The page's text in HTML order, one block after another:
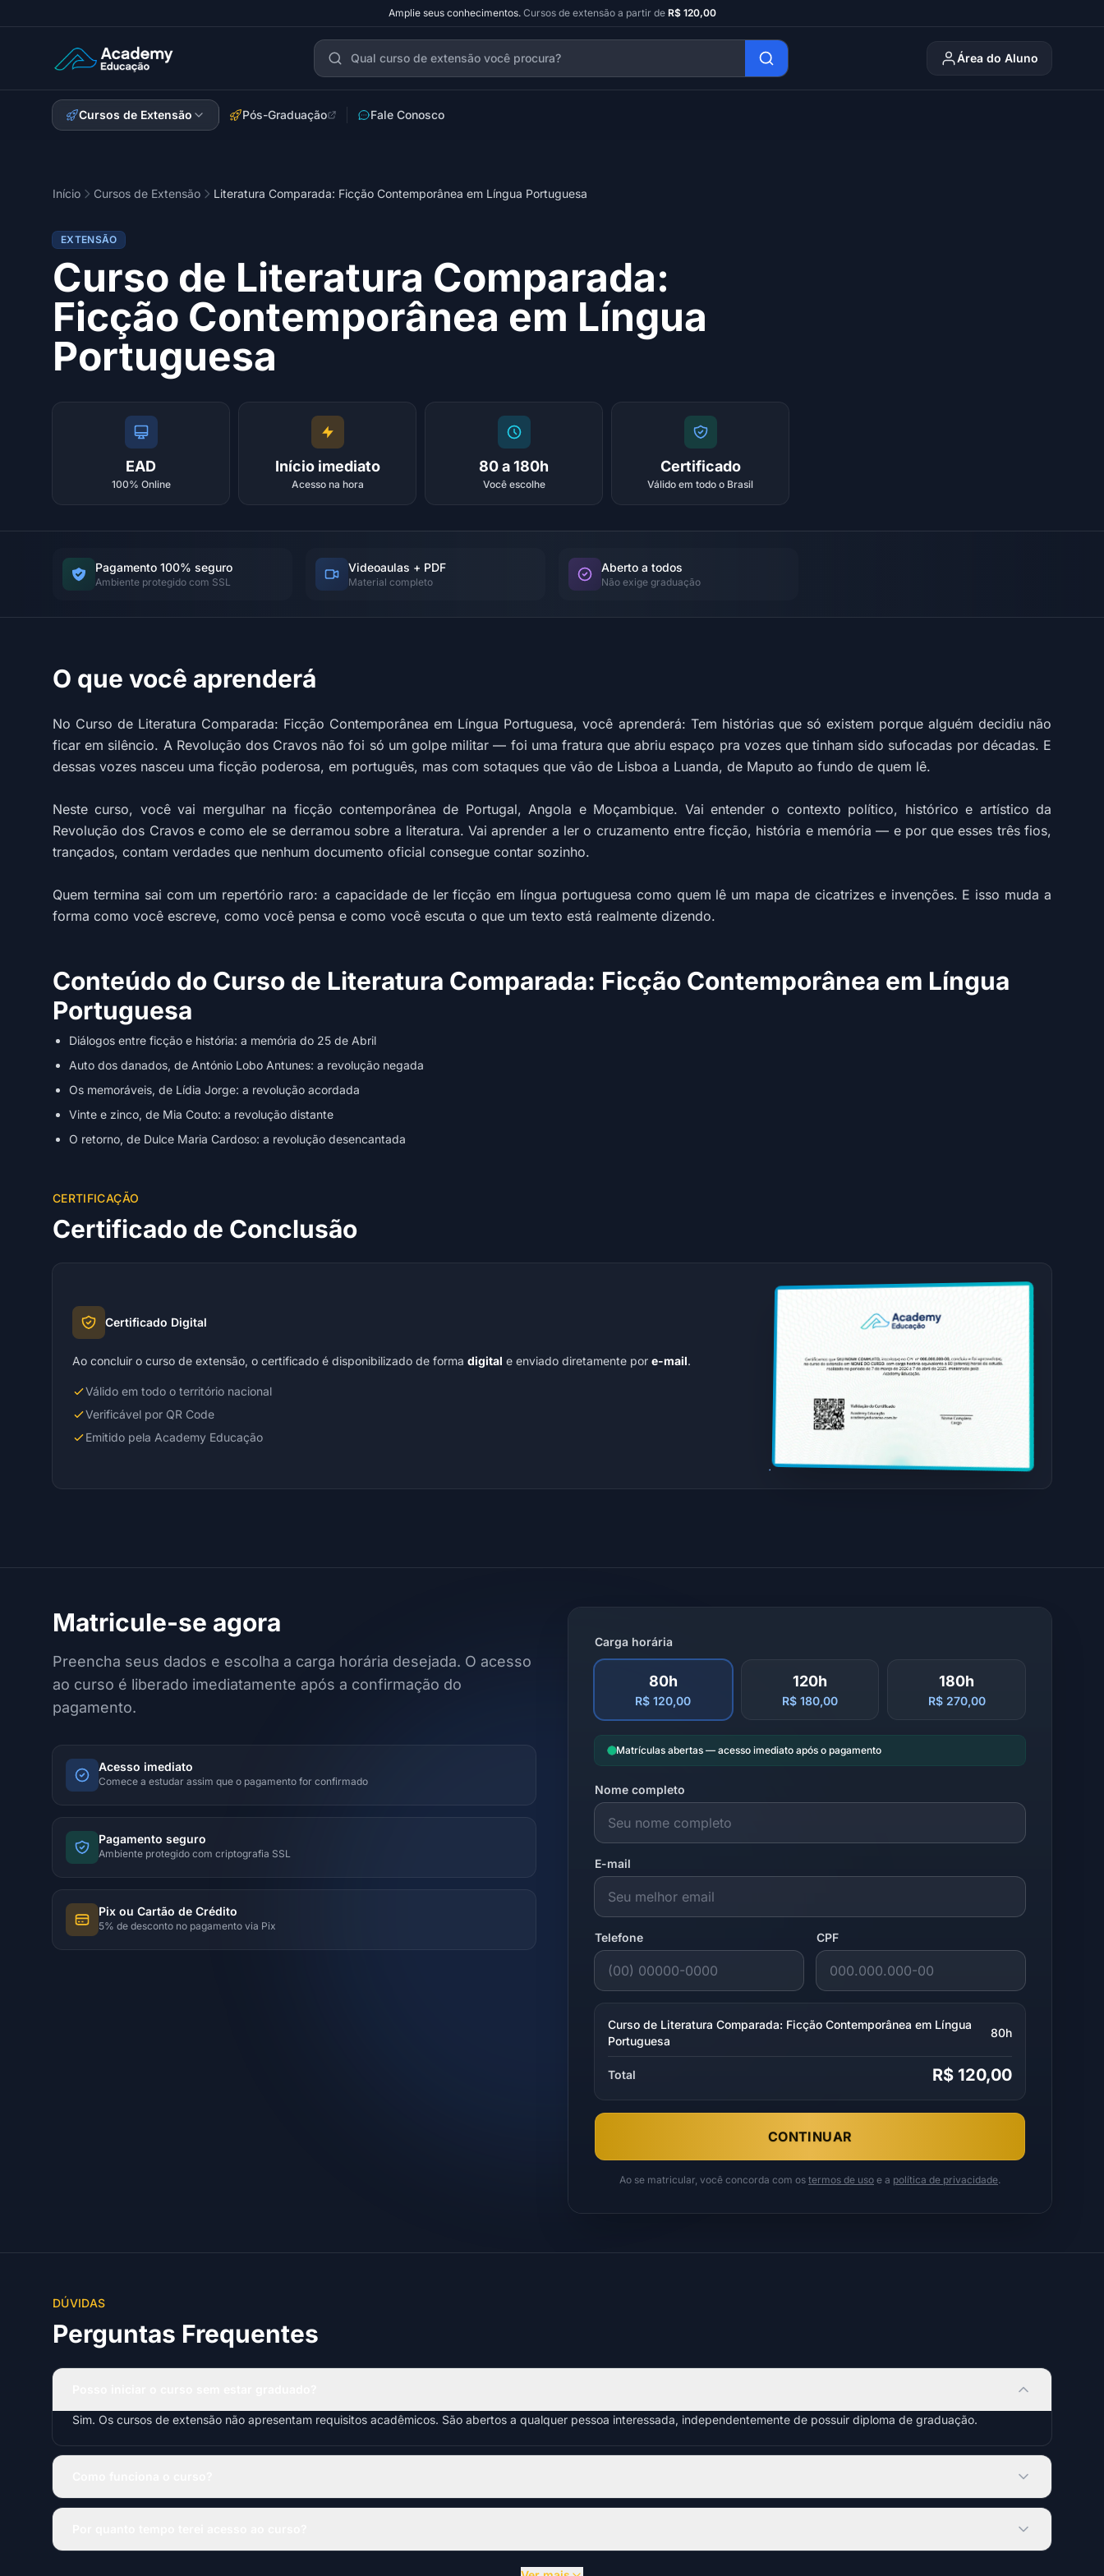
Amplie seus conhecimentos. Cursos de extensão a partir de R$ 120,00
Academy Extensão
Área do Aluno
Cursos de Extensão Pós-Graduação Fale Conosco
Início Cursos de Extensão Literatura Comparada: Ficção Contemporânea em Língua Portuguesa
EXTENSÃO
Curso de Literatura Comparada:
Ficção Contemporânea em Língua
Portuguesa
EAD
100% Online
Início imediato
Acesso na hora
80 a 180h
Você escolhe
Certificado
Válido em todo o Brasil
Pagamento 100% seguro
Ambiente protegido com SSL
Videoaulas + PDF
Material completo
Aberto a todos
Não exige graduação
O que você aprenderá
No Curso de Literatura Comparada: Ficção Contemporânea em Língua Portuguesa, você aprenderá: Tem histórias que só existem porque alguém decidiu não
ficar em silêncio. A Revolução dos Cravos não foi só um golpe militar — foi uma fratura que abriu espaço pra vozes que tinham sido sufocadas por décadas. E
dessas vozes nasceu uma ficção poderosa, em português, mas com sotaques que vão de Lisboa a Luanda, de Maputo ao fundo de quem lê.
Neste curso, você vai mergulhar na ficção contemporânea de Portugal, Angola e Moçambique. Vai entender o contexto político, histórico e artístico da
Revolução dos Cravos e como ele se derramou sobre a literatura. Vai aprender a ler o cruzamento entre ficção, história e memória — e por que esses três fios,
trançados, contam verdades que nenhum documento oficial consegue contar sozinho.
Quem termina sai com um repertório raro: a capacidade de ler ficção em língua portuguesa como quem lê um mapa de cicatrizes e invenções. E isso muda a
forma como você escreve, como você pensa e como você escuta o que um texto está realmente dizendo.
Conteúdo do Curso de Literatura Comparada: Ficção Contemporânea em Língua
Portuguesa
Diálogos entre ficção e história: a memória do 25 de Abril
Auto dos danados, de António Lobo Antunes: a revolução negada
Os memoráveis, de Lídia Jorge: a revolução acordada
Vinte e zinco, de Mia Couto: a revolução distante
O retorno, de Dulce Maria Cardoso: a revolução desencantada
CERTIFICAÇÃO
Certificado de Conclusão
Certificado Digital
Ao concluir o curso de extensão, o certificado é disponibilizado de forma digital e enviado diretamente por e-mail.
Válido em todo o território nacional
Verificável por QR Code
Emitido pela Academy Educação
Matricule-se agora
Preencha seus dados e escolha a carga horária desejada. O acesso
ao curso é liberado imediatamente após a confirmação do
pagamento.
Acesso imediato
Comece a estudar assim que o pagamento for confirmado
Pagamento seguro
Ambiente protegido com criptografia SSL
Pix ou Cartão de Crédito
5% de desconto no pagamento via Pix
Carga horária
80h
R$ 120,00
120h
R$ 180,00
180h
R$ 270,00
Matrículas abertas — acesso imediato após o pagamento
Nome completo
E-mail
Telefone CPF
Curso de Literatura Comparada: Ficção Contemporânea em Língua
Portuguesa
80h
Total R$ 120,00
CONTINUAR
Ao se matricular, você concorda com os termos de uso e a política de privacidade.
DÚVIDAS
Perguntas Frequentes
Sim. Os cursos de extensão não apresentam requisitos acadêmicos. São abertos a qualquer pessoa interessada, independentemente de possuir diploma de graduação.